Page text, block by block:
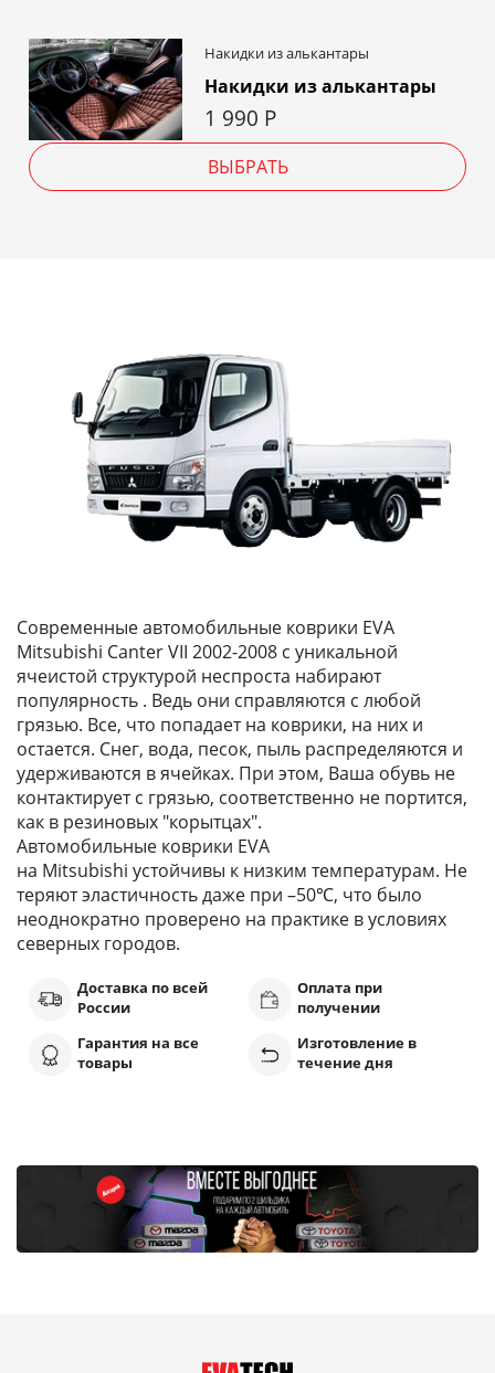
Накидки из алькантары
Накидки из алькантары
1 990 Р
ВЫБРАТЬ
Современные автомобильные коврики EVA
Mitsubishi Canter VII 2002-2008 с уникальной
ячеистой структурой неспроста набирают
популярность . Ведь они справляются с любой
грязью. Все, что попадает на коврики, на них и
остается. Снег, вода, песок, пыль распределяются и
удерживаются в ячейках. При этом, Ваша обувь не
контактирует с грязью, соответственно не портится,
как в резиновых "корытцах".
Автомобильные коврики EVA
на Mitsubishi устойчивы к низким температурам. Не
теряют эластичность даже при –50℃, что было
неоднократно проверено на практике в условиях
северных городов.
Доставка по всей
России
Оплата при
получении
Гарантия на все
товары
Изготовление в
течение дня